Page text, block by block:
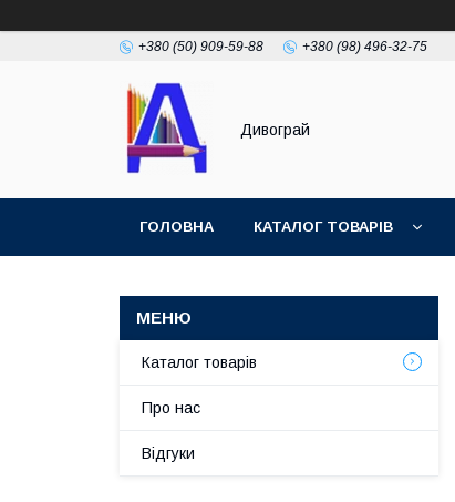
+380 (50) 909-59-88 +380 (98) 496-32-75
Дивограй
ГОЛОВНА КАТАЛОГ ТОВАРІВ
Каталог товарів
Про нас
Відгуки